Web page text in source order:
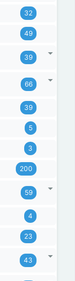
32
49
39
66
39
5
3
200
59
4
23
43